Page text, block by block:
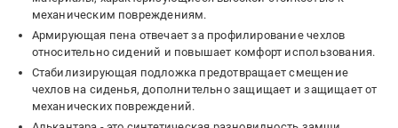
механическим повреждениям.
Армирующая пена отвечает за профилирование чехлов
относительно сидений и повышает комфорт использования.
Стабилизирующая подложка предотвращает смещение
чехлов на сиденья, дополнительно защищает и защищает от
механических повреждений.